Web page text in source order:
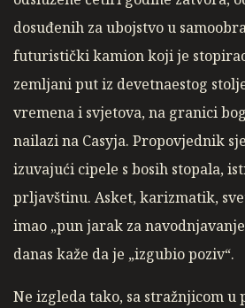
dosuđenih za ubojstvo u
futuristički kamion koji je
zemljani put iz devetnaestog
vremena i svjetova, na granici
nailazi na Casyja. Propovjednik
izuvajući cipele s bosih stopala,
prljavštinu. Asket, karizmatik,
imao „pun jarak za
danas kaže da je „izgubio poziv“.
Ne izgleda tako, sa stražnjicom u